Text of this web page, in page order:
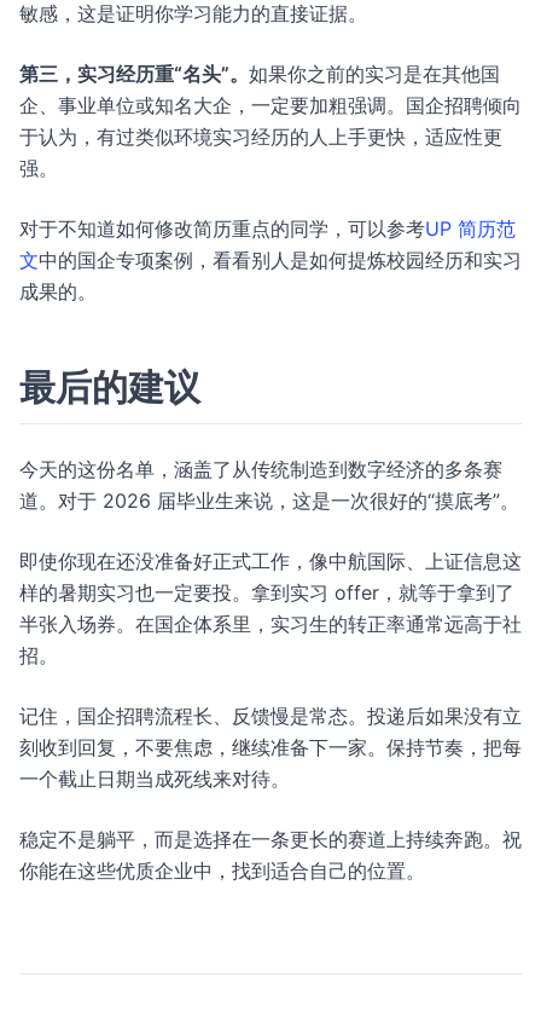
敏感，这是证明你学习能力的直接证据。
第三，实习经历重“名头”。 如果你之前的实习是在其他国
企、事业单位或知名大企，一定要加粗强调。国企招聘倾向
于认为，有过类似环境实习经历的人上手更快，适应性更
强。
对于不知道如何修改简历重点的同学，可以参考UP 简历范
文中的国企专项案例，看看别人是如何提炼校园经历和实习
成果的。
最后的建议
今天的这份名单，涵盖了从传统制造到数字经济的多条赛
道。对于 2026 届毕业生来说，这是一次很好的“摸底考”。
即使你现在还没准备好正式工作，像中航国际、上证信息这
样的暑期实习也一定要投。拿到实习 offer，就等于拿到了
半张入场券。在国企体系里，实习生的转正率通常远高于社
招。
记住，国企招聘流程长、反馈慢是常态。投递后如果没有立
刻收到回复，不要焦虑，继续准备下一家。保持节奏，把每
一个截止日期当成死线来对待。
稳定不是躺平，而是选择在一条更长的赛道上持续奔跑。祝
你能在这些优质企业中，找到适合自己的位置。